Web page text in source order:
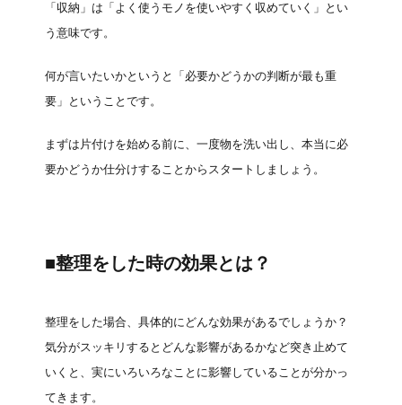
「収納」は「よく使うモノを使いやすく収めていく」とい
う意味です。
何が言いたいかというと「必要かどうかの判断が最も重
要」ということです。
まずは片付けを始める前に、一度物を洗い出し、本当に必
要かどうか仕分けすることからスタートしましょう。
■整理をした時の効果とは？
整理をした場合、具体的にどんな効果があるでしょうか？
気分がスッキリするとどんな影響があるかなど突き止めて
いくと、実にいろいろなことに影響していることが分かっ
てきます。